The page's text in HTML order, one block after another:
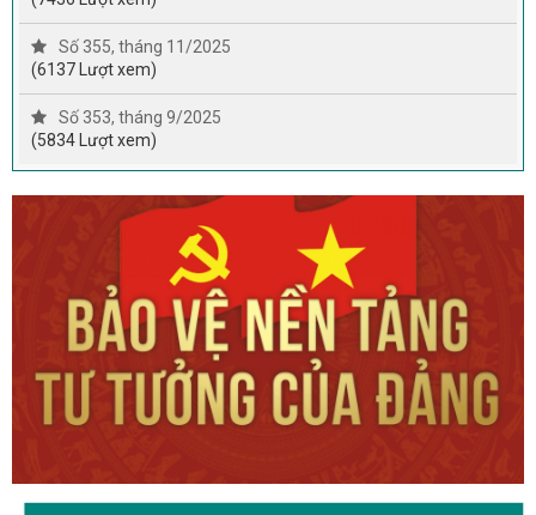
Số 355, tháng 11/2025
(6137 Lượt xem)
Số 353, tháng 9/2025
(5834 Lượt xem)